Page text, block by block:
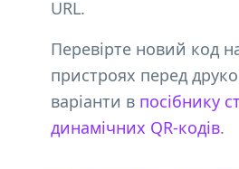
URL.
Перевірте новий код
пристроях перед
варіанти в посібнику
динамічних QR-кодів.